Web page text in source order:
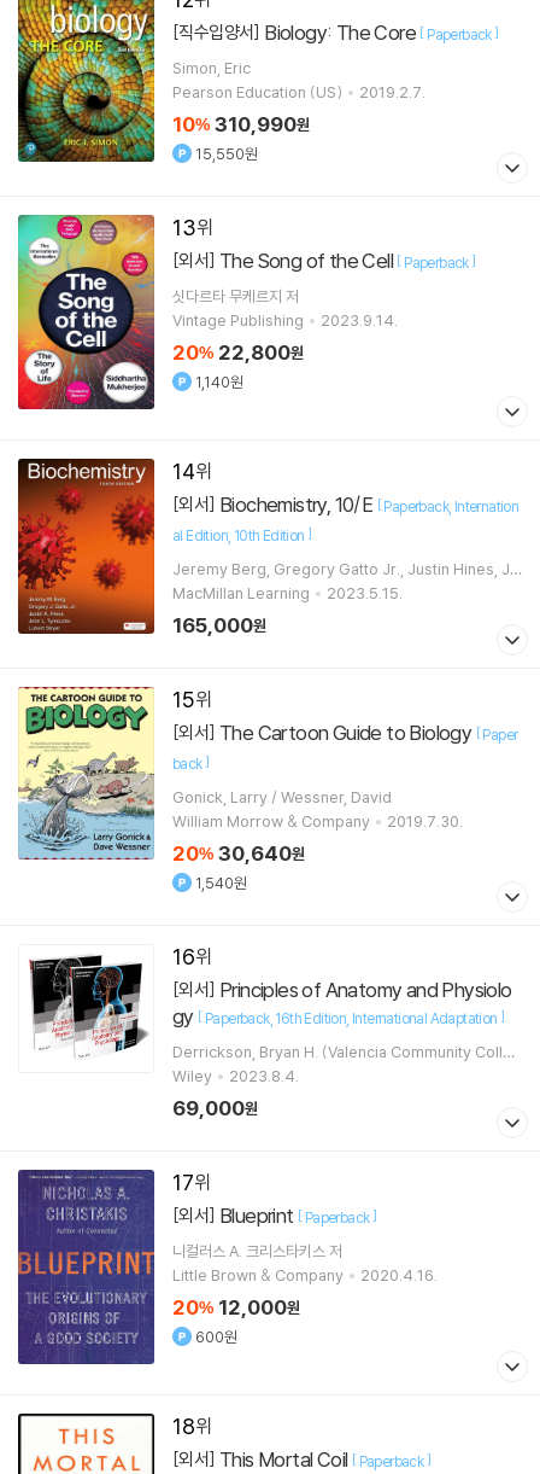
[직수입양서] Biology: The Core [ Paperback]
Simon, Eric
Pearson Education (US)
2019.2.7.
10% 310,990원
15,550원
13
[외서] The Song of the Cell [ Paperback]
싯다르타 무케르지 저
Vintage Publishing
2023.9.14.
20% 22,800원
1,140원
14
[외서] Biochemistry, 10/E [Paperback Internation
al Edition 10th Edition ]
Jeremy Berg, Gregory Gatto Jr., Justin Hines, Jo
hn L. Tymoczko, Lubert Stryer
MacMillan Learning 2023.5.15.
165,000원
15
[외서] The Cartoon Guide to Biology [Paper
back]
Gonick, Larry / Wessner, David
William Morrow & Company
2019.7.30.
20% 30,640원
1,540원
16
[외서]
gy [ Paperback 16th Edition International Adaptation ]
Derrickson, Bryan H. (Valencia Community Colleg
e, Orlando, FL)
Wiley 2023.8.4.
69,000원
17
[외서] Blueprint [ Paperback]
니컬러스 A. 크리스타키스 저
Little Brown & Company
2020.4.16.
20% 12,000원
600원
18
[외서] This Mortal Coil [ Paperback]